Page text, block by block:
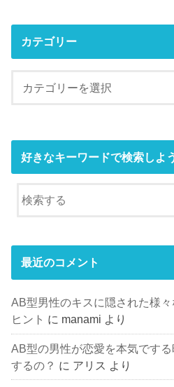
カテゴリー
好きなキーワードで検索しよ
最近のコメント
AB型男性のキスに隠された様
ヒント に manami より
AB型の男性が恋愛を本気です
するの？ に アリス より